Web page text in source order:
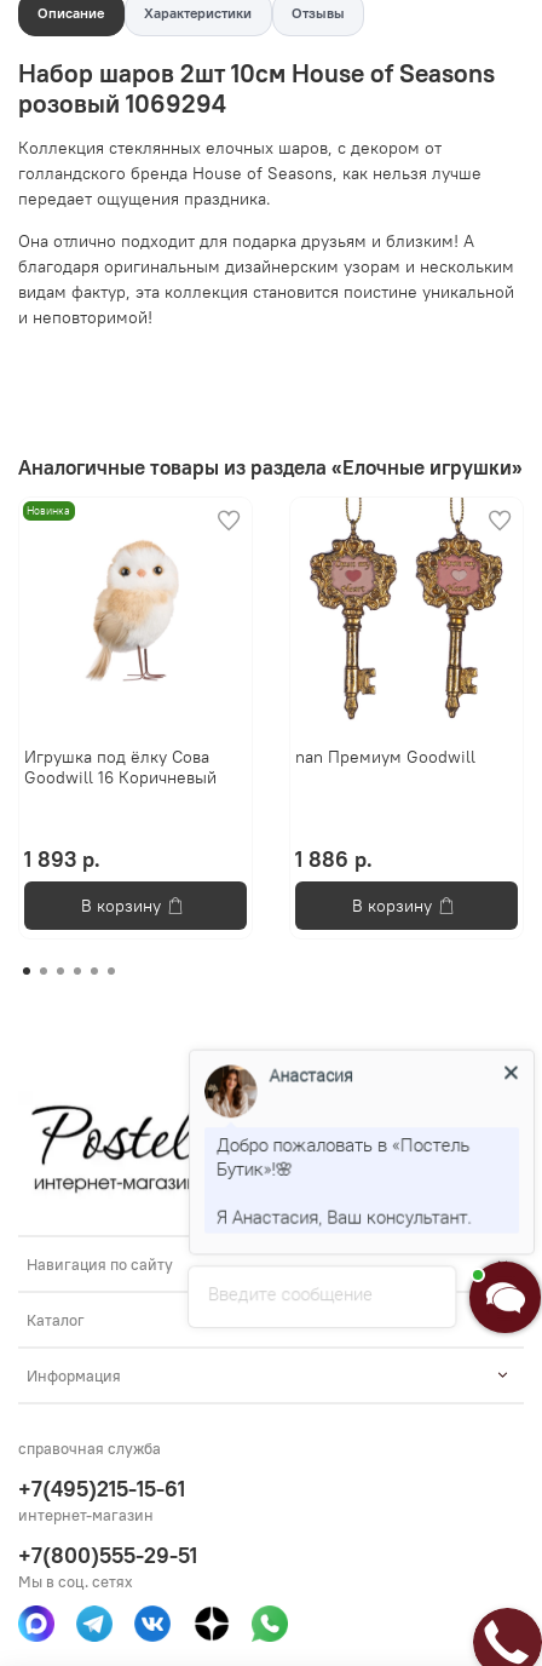
Описание Характеристики Отзывы
Набор шаров 2шт 10см House of Seasons
розовый 1069294
Коллекция стеклянных елочных шаров, с декором от
голландского бренда House of Seasons, как нельзя лучше
передает ощущения праздника.
Она отлично подходит для подарка друзьям и близким! А
благодаря оригинальным дизайнерским узорам и нескольким
видам фактур, эта коллекция становится поистине уникальной
и неповторимой!
Аналогичные товары из раздела «Елочные игрушки»
Новинка
Игрушка под ёлку Сова
Goodwill 16 Коричневый
1 893 р.
В корзину
nan Премиум Goodwill
1 886 р.
В корзину
Навигация по сайту
Каталог
Информация
справочная служба
+7(495)215-15-61
интернет-магазин
+7(800)555-29-51
Мы в соц. сетях
Введите сообщение
Анастасия
Добро пожаловать в «Постель
Бутик»!🌸
Я Анастасия, Ваш консультант.